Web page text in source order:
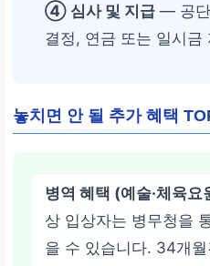
④ 심사 및 지급 — 공단
결정, 연금 또는 일시
놓치면 안 될 추가 혜택
병역 혜택 (예술·체육요
상 입상자는 병무청을
을 수 있습니다. 34개